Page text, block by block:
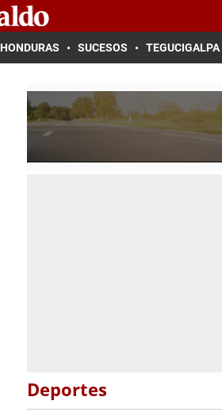
HONDURAS SUCESOS TEGUCIGALPA
Deportes